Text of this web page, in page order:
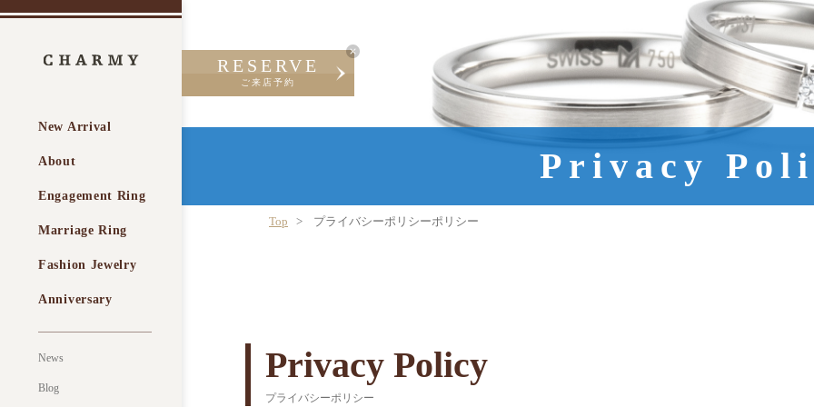
New Arrival
About
Engagement Ring
Marriage Ring
Fashion Jewelry
Anniversary
News
Blog
RESERVE
ご来店予約
Privacy
Top プライバシーポリシーポリシー
Privacy Policy
プライバシーポリシー